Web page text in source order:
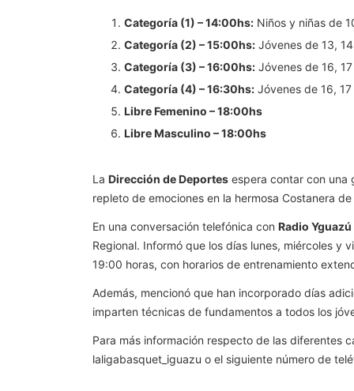
Categoría (1) – 14:00hs: Niños y niñas de
Categoría (2) – 15:00hs: Jóvenes de 13,
Categoría (3) – 16:00hs: Jóvenes de 16,
Categoría (4) – 16:30hs: Jóvenes de 16,
Libre Femenino – 18:00hs
Libre Masculino – 18:00hs
La Dirección de Deportes espera contar con una
repleto de emociones en la hermosa Costanera
En una conversación telefónica con Radio
Regional. Informó que los días lunes, miércoles y
19:00 horas, con horarios de entrenamiento
Además, mencionó que han incorporado días
imparten técnicas de fundamentos a todos los
Para más información respecto de las diferentes
laligabasquet_iguazu o el siguiente número de